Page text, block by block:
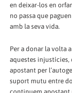
en deixar-los en
no passa que
amb la seva vida.
Per a donar la volta
aquestes
apostant per
suport mutu entre
continuem apostant